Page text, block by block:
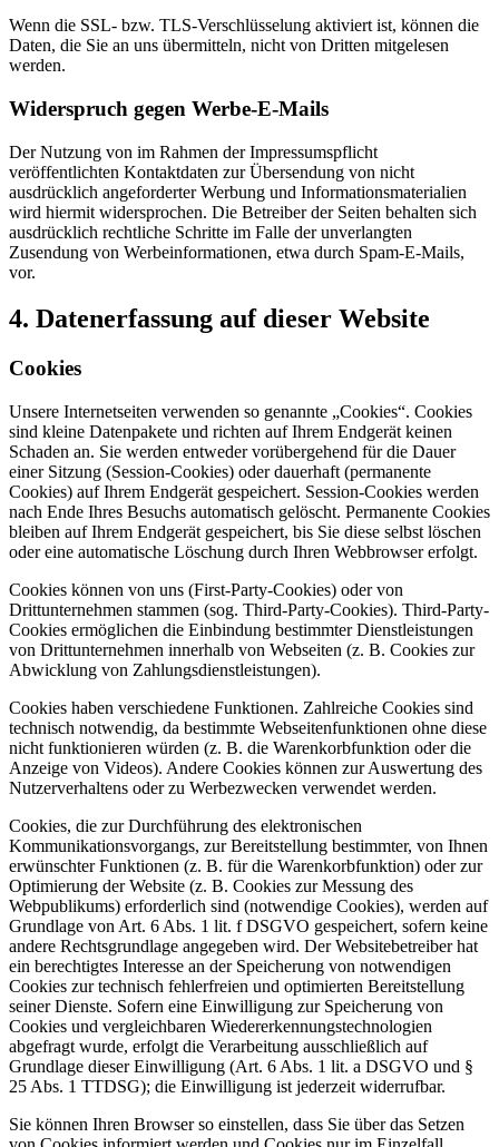
Wenn die SSL- bzw. TLS-Verschlüsselung aktiviert ist, können die
Daten, die Sie an uns übermitteln, nicht von Dritten mitgelesen
werden.
Widerspruch gegen Werbe-E-Mails
Der Nutzung von im Rahmen der Impressumspflicht
veröffentlichten Kontaktdaten zur Übersendung von nicht
ausdrücklich angeforderter Werbung und Informationsmaterialien
wird hiermit widersprochen. Die Betreiber der Seiten behalten sich
ausdrücklich rechtliche Schritte im Falle der unverlangten
Zusendung von Werbeinformationen, etwa durch Spam-E-Mails,
vor.
4. Datenerfassung auf dieser Website
Cookies
Unsere Internetseiten verwenden so genannte „Cookies“. Cookies
sind kleine Datenpakete und richten auf Ihrem Endgerät keinen
Schaden an. Sie werden entweder vorübergehend für die Dauer
einer Sitzung (Session-Cookies) oder dauerhaft (permanente
Cookies) auf Ihrem Endgerät gespeichert. Session-Cookies werden
nach Ende Ihres Besuchs automatisch gelöscht. Permanente Cookies
bleiben auf Ihrem Endgerät gespeichert, bis Sie diese selbst löschen
oder eine automatische Löschung durch Ihren Webbrowser erfolgt.
Cookies können von uns (First-Party-Cookies) oder von
Drittunternehmen stammen (sog. Third-Party-Cookies). Third-Party-
Cookies ermöglichen die Einbindung bestimmter Dienstleistungen
von Drittunternehmen innerhalb von Webseiten (z. B. Cookies zur
Abwicklung von Zahlungsdienstleistungen).
Cookies haben verschiedene Funktionen. Zahlreiche Cookies sind
technisch notwendig, da bestimmte Webseitenfunktionen ohne diese
nicht funktionieren würden (z. B. die Warenkorbfunktion oder die
Anzeige von Videos). Andere Cookies können zur Auswertung des
Nutzerverhaltens oder zu Werbezwecken verwendet werden.
Cookies, die zur Durchführung des elektronischen
Kommunikationsvorgangs, zur Bereitstellung bestimmter, von Ihnen
erwünschter Funktionen (z. B. für die Warenkorbfunktion) oder zur
Optimierung der Website (z. B. Cookies zur Messung des
Webpublikums) erforderlich sind (notwendige Cookies), werden auf
Grundlage von Art. 6 Abs. 1 lit. f DSGVO gespeichert, sofern keine
andere Rechtsgrundlage angegeben wird. Der Websitebetreiber hat
ein berechtigtes Interesse an der Speicherung von notwendigen
Cookies zur technisch fehlerfreien und optimierten Bereitstellung
seiner Dienste. Sofern eine Einwilligung zur Speicherung von
Cookies und vergleichbaren Wiedererkennungstechnologien
abgefragt wurde, erfolgt die Verarbeitung ausschließlich auf
Grundlage dieser Einwilligung (Art. 6 Abs. 1 lit. a DSGVO und §
25 Abs. 1 TTDSG); die Einwilligung ist jederzeit widerrufbar.
Sie können Ihren Browser so einstellen, dass Sie über das Setzen